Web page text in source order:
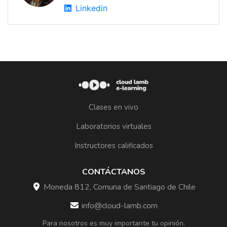
Linkedin
Clases en vivo
Laboratorios virtuales
Instructores calificados
CONTÁCTANOS
Moneda 812, Comuna de Santiago de Chile
info@cloud-lamb.com
Para nosotros es muy importante tu opinión.